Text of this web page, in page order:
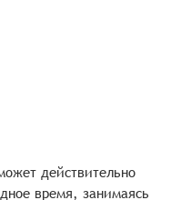
действительно
время, занимаясь